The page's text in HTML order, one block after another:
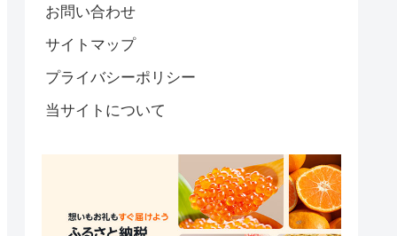
お問い合わせ
サイトマップ
プライバシーポリシー
当サイトについて